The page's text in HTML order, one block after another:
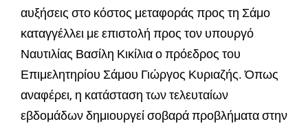
αυξήσεις στο κόστος μεταφοράς προς τη Σάμο
καταγγέλλει με επιστολή προς τον υπουργό
Ναυτιλίας Βασίλη Κικίλια ο πρόεδρος του
Επιμελητηρίου Σάμου Γιώργος Κυριαζής. Όπως
αναφέρει, η κατάσταση των τελευταίων
εβδομάδων δημιουργεί σοβαρά προβλήματα στην